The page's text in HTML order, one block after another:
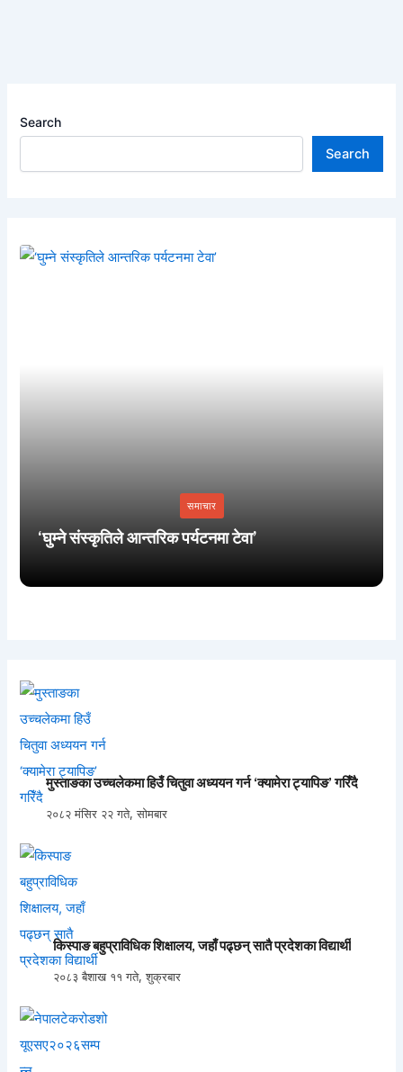
Search
Search
समाचार
‘घुम्ने संस्कृतिले आन्तरिक पर्यटनमा टेवा’
मुस्ताङका उच्चलेकमा हिउँ चितुवा अध्ययन गर्न ‘क्यामेरा ट्यापिङ’ गरिँदै
२०८२ मंसिर २२ गते, सोमबार
किस्पाङ बहुप्राविधिक शिक्षालय, जहाँ पढ्छन् सातै प्रदेशका विद्यार्थी
२०८३ बैशाख ११ गते, शुक्रबार